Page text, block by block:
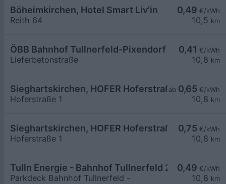
0,49 €/kWh
10,5 km
Böheimkirchen, Hotel Smart Liv'in
Reith 64
0,41 €/kWh
10,8 km
ÖBB Bahnhof Tullnerfeld-Pixendorf
Lieferbetonstraße
ab 0,65 €/kWh
10,8 km
Sieghartskirchen, HOFER Hoferstraße
Hoferstraße 1
0,75 €/kWh
10,8 km
Sieghartskirchen, HOFER Hoferstraße
Hoferstraße 1
0,49 €/kWh
10,8 km
Tulln Energie - Bahnhof Tullnerfeld 2
Parkdeck Bahnhof Tullnerfeld -